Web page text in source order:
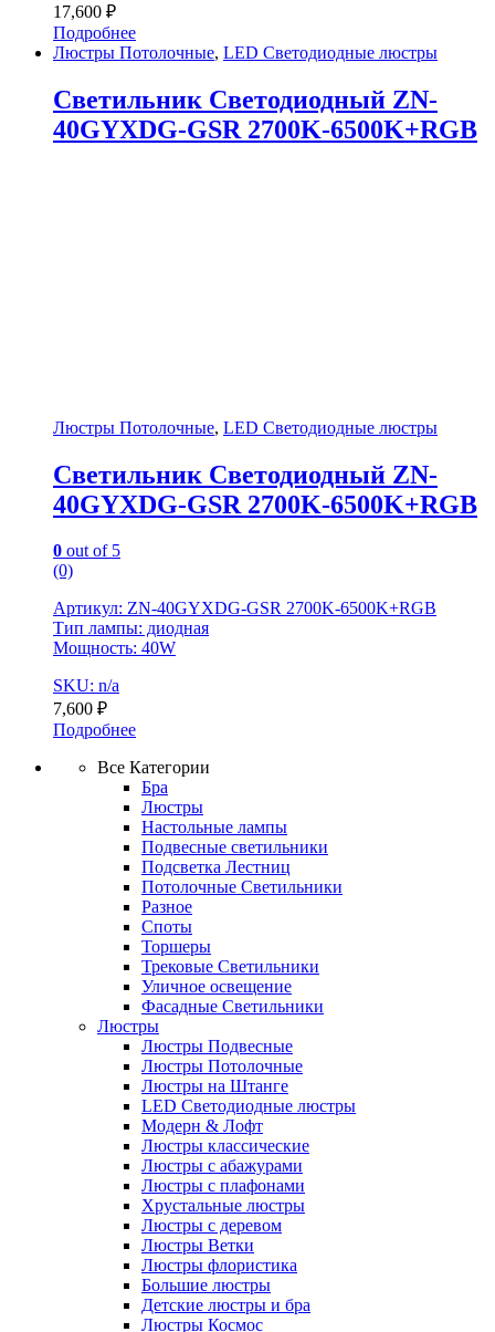
17,600 ₽
Подробнее
Люстры Потолочные, LED Светодиодные люстры
Светильник Светодиодный ZN-
40GYXDG-GSR 2700K-6500K+RGB
Люстры Потолочные, LED Светодиодные люстры
Светильник Светодиодный ZN-
40GYXDG-GSR 2700K-6500K+RGB
0 out of 5
(0)
Артикул: ZN-40GYXDG-GSR 2700K-6500K+RGB
Тип лампы: диодная
Мощность: 40W
SKU: n/a
7,600 ₽
Подробнее
Все Категории
Бра
Люстры
Настольные лампы
Подвесные светильники
Подсветка Лестниц
Потолочные Светильники
Разное
Споты
Торшеры
Трековые Светильники
Уличное освещение
Фасадные Светильники
Люстры
Люстры Подвесные
Люстры Потолочные
Люстры на Штанге
LED Светодиодные люстры
Модерн & Лофт
Люстры классические
Люстры с абажурами
Люстры с плафонами
Хрустальные люстры
Люстры с деревом
Люстры Ветки
Люстры флористика
Большие люстры
Детские люстры и бра
Люстры Космос